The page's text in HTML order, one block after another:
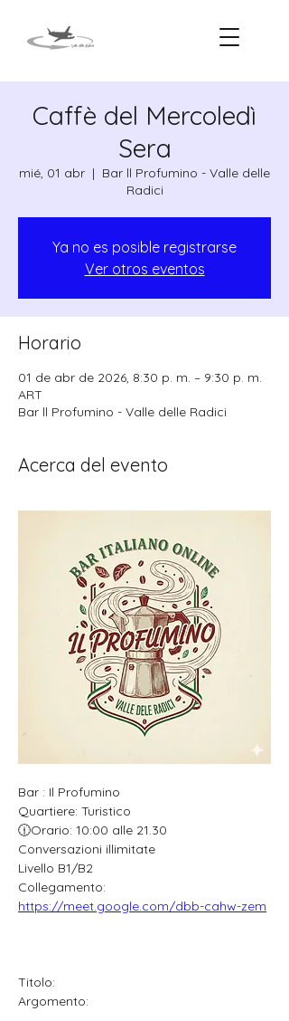
Caffè del Mercoledì
Sera
mié, 01 abr
  |
Bar ll Profumino - Valle delle
Radici
Ya no es posible registrarse
Ver otros eventos
Horario
01 de abr de 2026, 8:30 p. m. – 9:30 p. m.
ART
Bar ll Profumino - Valle delle Radici
Acerca del evento
Bar : Il Profumino
Quartiere: Turistico
🕧Orario: 10:00 alle 21.30
Conversazioni illimitate
Livello B1/B2
Collegamento:
https://meet.google.com/dbb-cahw-zem
Titolo:
Argomento: